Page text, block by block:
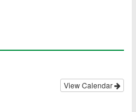
View Calendar